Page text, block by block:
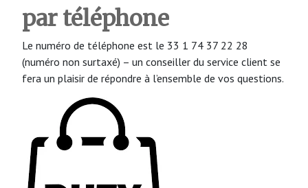
par téléphone
Le numéro de téléphone est le 33 1 74 37 22 28
(numéro non surtaxé) – un conseiller du service client se
fera un plaisir de répondre à l’ensemble de vos questions.